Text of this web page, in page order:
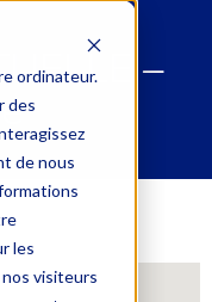
ordinateur.
des
de nous
les
visiteurs
–